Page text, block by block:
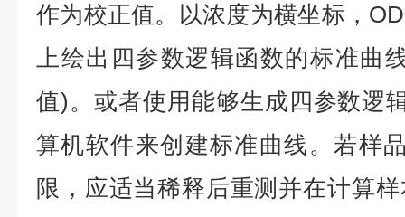
作为校正值。以浓度为横坐标，
上绘出四参数逻辑函数的标准曲
值)。或者使用能够生成四参数逻
算机软件来创建标准曲线。若样
限，应适当稀释后重测并在计算